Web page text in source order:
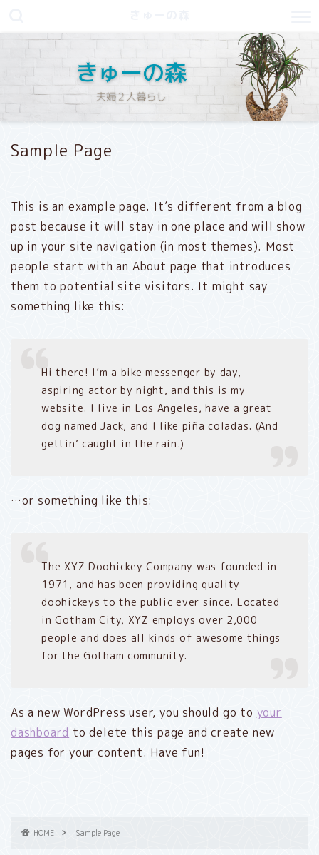
Sample Page
This is an example page. It’s different from a blog
post because it will stay in one place and will show
up in your site navigation (in most themes). Most
people start with an About page that introduces
them to potential site visitors. It might say
something like this:
Hi there! I’m a bike messenger by day,
aspiring actor by night, and this is my
website. I live in Los Angeles, have a great
dog named Jack, and I like piña coladas. (And
gettin’ caught in the rain.)
…or something like this:
The XYZ Doohickey Company was founded in
1971, and has been providing quality
doohickeys to the public ever since. Located
in Gotham City, XYZ employs over 2,000
people and does all kinds of awesome things
for the Gotham community.
As a new WordPress user, you should go to your
dashboard to delete this page and create new
pages for your content. Have fun!
HOME Sample Page